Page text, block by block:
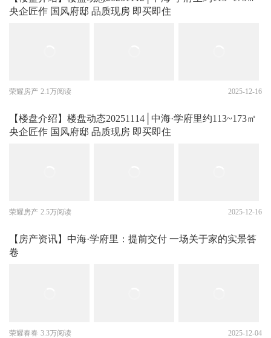
央企匠作 国风府邸 品质现房 即买即住
荣耀房产 2.1万阅读 2025-12-16
【楼盘介绍】楼盘动态20251114│中海·学府里约113~173㎡
央企匠作 国风府邸 品质现房 即买即住
荣耀房产 2.5万阅读 2025-12-16
【房产资讯】中海·学府里：提前交付 一场关于家的实景答
卷
荣耀春春 3.3万阅读 2025-12-04